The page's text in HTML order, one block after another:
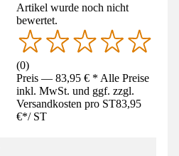
Artikel wurde noch nicht
bewertet.
(0)
Preis — 83,95 € * Alle Preise
inkl. MwSt. und ggf. zzgl.
Versandkosten pro ST83,95
€*/ ST